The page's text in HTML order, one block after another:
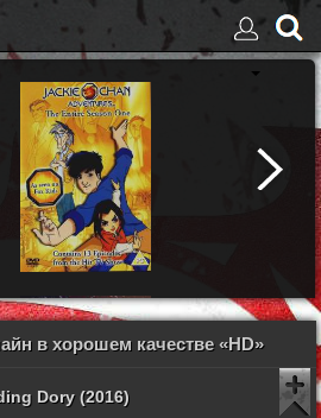
в хорошем качестве «HD»
Dory (2016)